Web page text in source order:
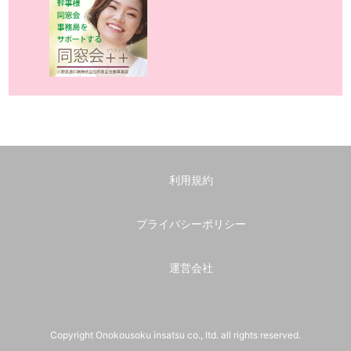
利用規約
プライバシーポリシー
運営会社
Copyright Onokousoku insatsu co., ltd. all rights reserved.